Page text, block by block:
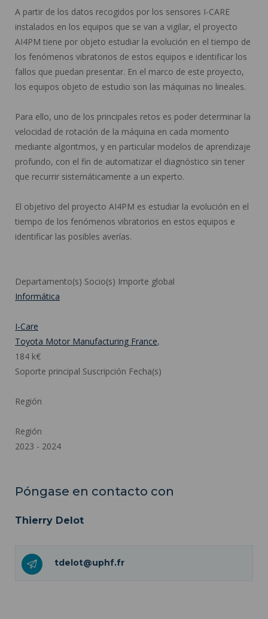
A partir de los datos recogidos por los sensores I-CARE
instalados en los equipos que se van a vigilar, el proyecto
AI4PM tiene por objeto estudiar la evolución en el tiempo de
los fenómenos vibratorios de estos equipos e identificar los
fallos que puedan presentar. En el marco de este proyecto,
los equipos objeto de estudio son las máquinas no lineales.
Para ello, uno de los principales retos es poder determinar la
velocidad de rotación de la máquina en cada momento
mediante algoritmos, y en particular modelos de aprendizaje
profundo, con el fin de automatizar el diagnóstico sin tener
que recurrir sistemáticamente a un experto.
El objetivo del proyecto AI4PM es estudiar la evolución en el
tiempo de los fenómenos vibratorios en estos equipos e
identificar las posibles averías.
Departamento(s) Socio(s) Importe global
Informática
I-Care
Toyota Motor Manufacturing France,
184 k€
Soporte principal Suscripción Fecha(s)
Región
Región
2023 - 2024
Póngase en contacto con
Thierry Delot
tdelot@uphf.fr